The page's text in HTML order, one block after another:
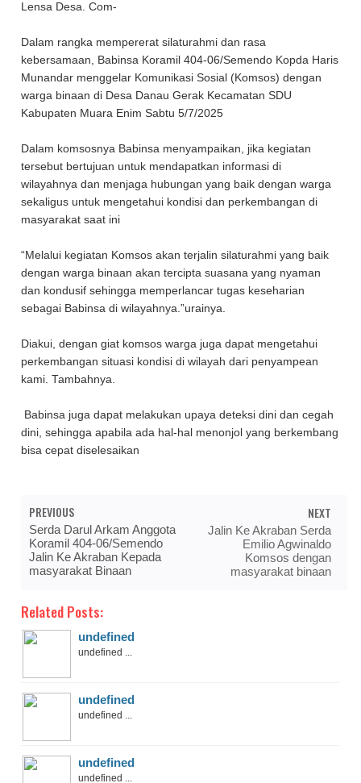
Lensa Desa. Com-
Dalam rangka mempererat silaturahmi dan rasa
kebersamaan, Babinsa Koramil 404-06/Semendo Kopda Haris
Munandar menggelar Komunikasi Sosial (Komsos) dengan
warga binaan di Desa Danau Gerak Kecamatan SDU
Kabupaten Muara Enim Sabtu 5/7/2025
Dalam komsosnya Babinsa menyampaikan, jika kegiatan
tersebut bertujuan untuk mendapatkan informasi di
wilayahnya dan menjaga hubungan yang baik dengan warga
sekaligus untuk mengetahui kondisi dan perkembangan di
masyarakat saat ini
“Melalui kegiatan Komsos akan terjalin silaturahmi yang baik
dengan warga binaan akan tercipta suasana yang nyaman
dan kondusif sehingga memperlancar tugas keseharian
sebagai Babinsa di wilayahnya.”urainya.
Diakui, dengan giat komsos warga juga dapat mengetahui
perkembangan situasi kondisi di wilayah dari penyampean
kami. Tambahnya.
Babinsa juga dapat melakukan upaya deteksi dini dan cegah
dini, sehingga apabila ada hal-hal menonjol yang berkembang
bisa cepat diselesaikan
PREVIOUS
Serda Darul Arkam Anggota
Koramil 404-06/Semendo
Jalin Ke Akraban Kepada
masyarakat Binaan
NEXT
Jalin Ke Akraban Serda
Emilio Agwinaldo
Komsos dengan
masyarakat binaan
Related Posts:
undefined
undefined ...
undefined
undefined ...
undefined
undefined ...